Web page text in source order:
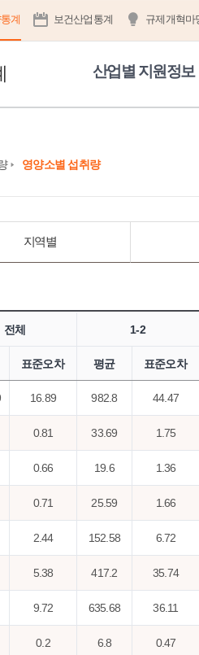
계 보건산업통계 규제개혁마
산업별 지원정보
영양소별 섭취량
지역별
전체 1-2
표준오차 평균 표준오차
16.89 982.8 44.47
0.81 33.69 1.75
0.66 19.6 1.36
0.71 25.59 1.66
2.44 152.58 6.72
5.38 417.2 35.74
9.72 635.68 36.11
0.2 6.8 0.47